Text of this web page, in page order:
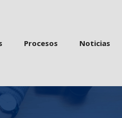
Proceso Noticia